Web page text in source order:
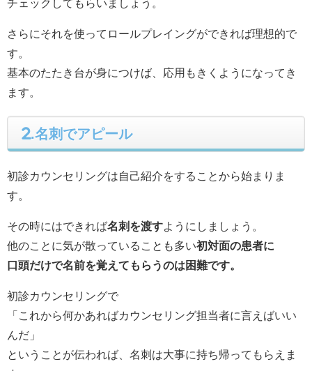
チェックしてもらいましょう。
さらにそれを使ってロールプレイングができれば理想的で
す。
基本のたたき台が身につけば、応用もきくようになってき
ます。
2.名刺でアピール
初診カウンセリングは自己紹介をすることから始まりま
す。
その時にはできれば名刺を渡す ようにしましょう。
他のことに気が散っていることも多い初対面の患者に
口頭だけで名前を覚えてもらうのは困難です。
初診カウンセリングで
「これから何かあればカウンセリング担当者に言えばいい
んだ」
ということが伝われば、名刺は大事に持ち帰ってもらえま